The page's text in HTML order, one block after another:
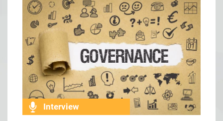
Interview